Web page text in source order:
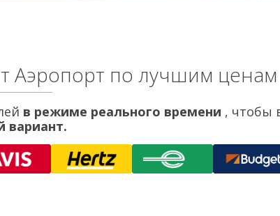
Аэропорт по лучшим ценам
в режиме реального времени , чтобы
вариант.